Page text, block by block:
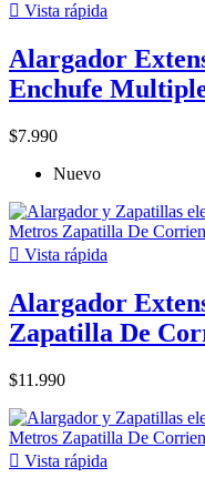
 Vista rápida
Alargador
Enchufe
$7.990
Nuevo
 Vista rápida
Alargador
Zapatilla De
$11.990
 Vista rápida